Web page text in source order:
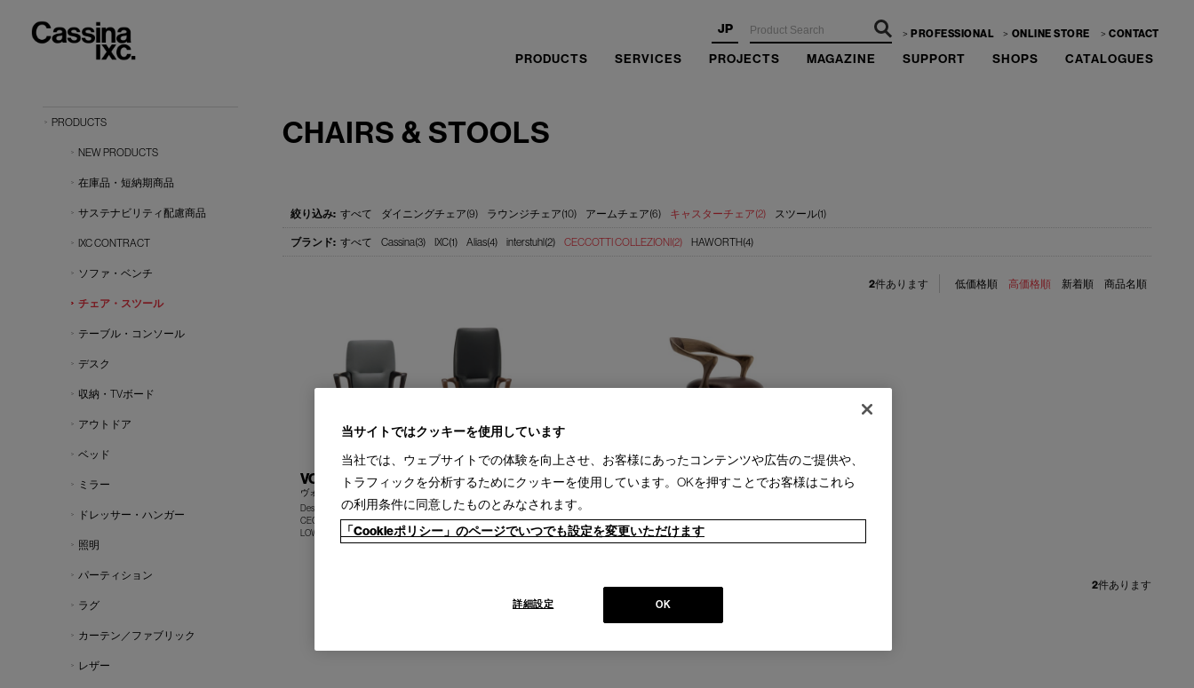
JP PROFESSIONAL ONLINE STORE CONTACT
PRODUCTS SERVICES PROJECTS MAGAZINE SUPPORT SHOPS CATALOGUES
CHAIRS & STOOLS
すべて ダイニングチェア(9) ラウンジチェア(10) アームチェア(6) キャスターチェア(2) スツール(1)
すべて Cassina(3) IXC(1) Alias(4) interstuhl(2) CECCOTTI COLLEZIONI(2) HAWORTH(4)
低価格順 高価格順 新着順 商品名順
2件あります
VOSSIA
ヴォッシア キャスター スウィベルチェア
Design : GIUSEPPE CASAROSA
CECCOTTI COLLEZIONI
LOW / MID / HIGH
+
MARLOWE
マーロウ キャスター スウィベルチェア
CECCOTTI COLLEZIONI
+
2件あります
PRODUCTS
NEW PRODUCTS
在庫品・短納期商品
サステナビリティ配慮商品
IXC CONTRACT
ソファ・ベンチ
チェア・スツール
テーブル・コンソール
デスク
収納・TVボード
アウトドア
ベッド
ミラー
ドレッサー・ハンガー
照明
パーティション
ラグ
カーテン／ファブリック
レザー
当サイトではクッキーを使用しています
当社では、ウェブサイトでの体験を向上させ、お客様にあったコンテンツや広告のご提供や、
トラフィックを分析するためにクッキーを使用しています。OKを押すことでお客様はこれら
の利用条件に同意したものとみなされます。
「Cookieポリシー」のページでいつでも設定を変更いただけます
OK
詳細設定